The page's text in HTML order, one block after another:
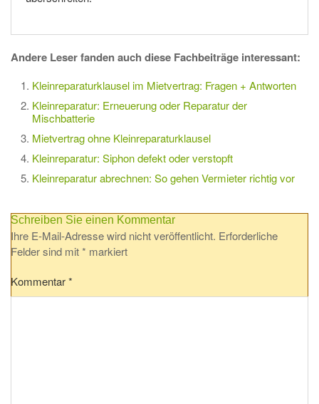
Andere Leser fanden auch diese Fachbeiträge interessant:
Kleinreparaturklausel im Mietvertrag: Fragen + Antworten
Kleinreparatur: Erneuerung oder Reparatur der
Mischbatterie
Mietvertrag ohne Kleinreparaturklausel
Kleinreparatur: Siphon defekt oder verstopft
Kleinreparatur abrechnen: So gehen Vermieter richtig vor
Schreiben Sie einen Kommentar
Ihre E-Mail-Adresse wird nicht veröffentlicht. Erforderliche
Felder sind mit* markiert
Kommentar*